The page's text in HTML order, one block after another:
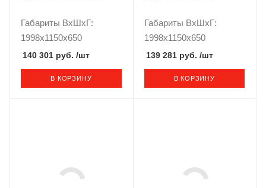
Габариты ВxШxГ:
1998x1150x650
140 301 руб. /шт
В КОРЗИНУ
Габариты ВxШxГ:
1998x1150x650
139 281 руб. /шт
В КОРЗИНУ